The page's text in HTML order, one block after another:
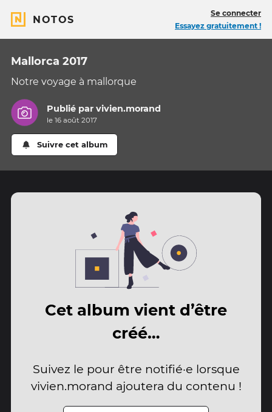
NOTOS
Se connecter
Essayez gratuitement !
Mallorca 2017
Notre voyage à mallorque
Publié parvivien.morand
le 16 août 2017
Suivre cet album
Cet album vient d’être
créé…
Suivez le pour être notifié·e lorsque
vivien.morand ajoutera du contenu !